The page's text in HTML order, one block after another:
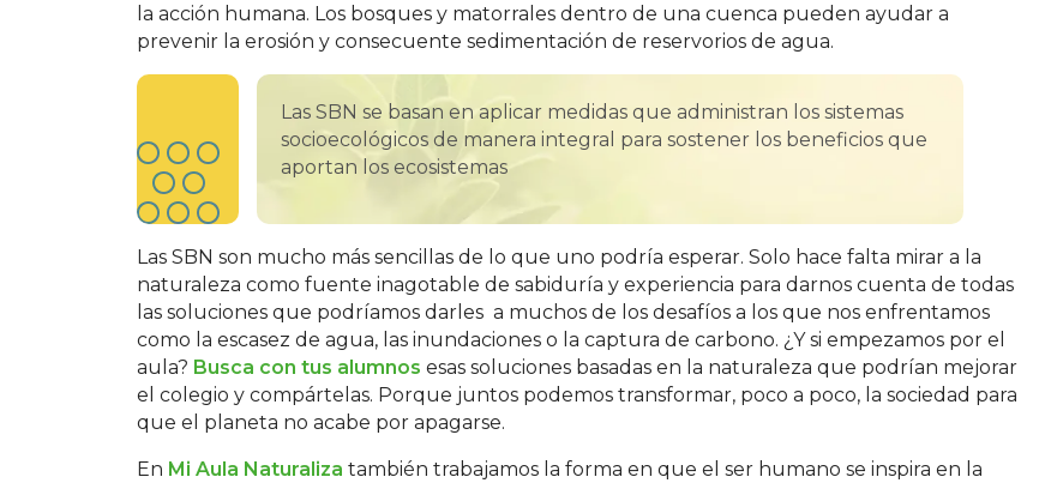
la acción humana. Los bosques y matorrales dentro de una cuenca pueden ayudar a
prevenir la erosión y consecuente sedimentación de reservorios de agua.
Las SBN se basan en aplicar medidas que administran los sistemas
socioecológicos de manera integral para sostener los beneficios que
aportan los ecosistemas
Las SBN son mucho más sencillas de lo que uno podría esperar. Solo hace falta mirar a la
naturaleza como fuente inagotable de sabiduría y experiencia para darnos cuenta de todas
las soluciones que podríamos darles a muchos de los desafíos a los que nos enfrentamos
como la escasez de agua, las inundaciones o la captura de carbono. ¿Y si empezamos por el
aula? Busca con tus alumnos esas soluciones basadas en la naturaleza que podrían mejorar
el colegio y compártelas. Porque juntos podemos transformar, poco a poco, la sociedad para
que el planeta no acabe por apagarse.
En Mi Aula Naturaliza también trabajamos la forma en que el ser humano se inspira en la